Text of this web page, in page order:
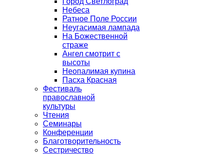
Небеса
Ратное Поле России
Неугасимая лампада
На Божественной
страже
Ангел смотрит с
высоты
Неопалимая купина
Пасха Красная
Фестиваль
православной
культуры
Чтения
Семинары
Конференции
Благотворительность
Сестричество